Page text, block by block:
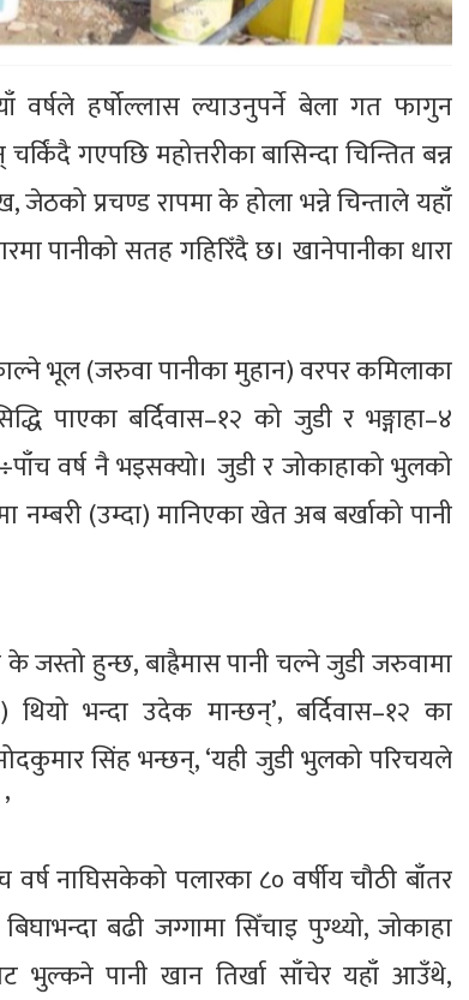
हर्षोल्लास ल्याउनुपर्ने बेला गत फागुन
गएपछि महोत्तरीका बासिन्दा चिन्तित बन्न
प्रचण्ड रापमा के होला भन्ने चिन्ताले यहाँ
पानीको सतह गहिरिँदै छ। खानेपानीका धारा
भूल (जरुवा पानीका मुहान) वरपर कमिलाका
पाएका बर्दिवास–१२ को जुडी र भङ्गाहा–४
वर्ष नै भइसक्यो। जुडी र जोकाहाको भुलको
नम्बरी (उम्दा) मानिएका खेत अब बर्खाको पानी
जस्तो हुन्छ, बाह्रैमास पानी चल्ने जुडी जरुवामा
भन्दा उदेक मान्छन्’, बर्दिवास–१२ का
सिंह भन्छन्, ‘यही जुडी भुलको परिचयले
नाघिसकेको पलारका ८० वर्षीय चौठी बाँतर
बढी जग्गामा सिँचाइ पुग्थ्यो, जोकाहा
भुल्कने पानी खान तिर्खा साँचेर यहाँ आउँथे,